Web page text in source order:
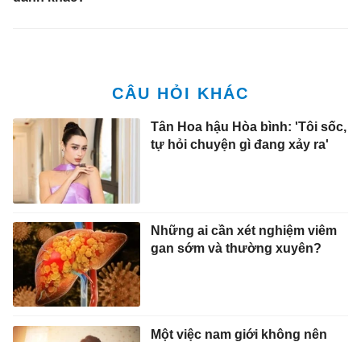
Tân Hoa hậu Hòa bình: 'Tôi sốc,
tự hỏi chuyện gì đang xảy ra'
Những ai cần xét nghiệm viêm
gan sớm và thường xuyên?
Một việc nam giới không nên